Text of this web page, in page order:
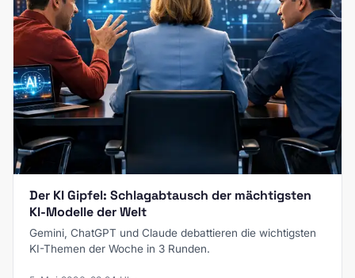
Der KI Gipfel: Schlagabtausch der mächtigsten
KI-Modelle der Welt
Gemini, ChatGPT und Claude debattieren die wichtigsten
KI-Themen der Woche in 3 Runden.